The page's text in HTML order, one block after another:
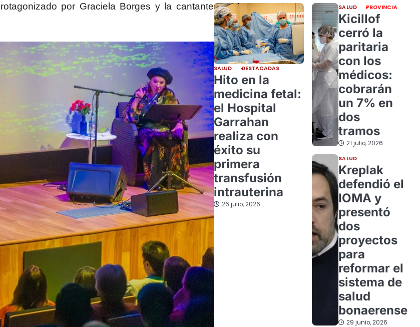
por Graciela Borges y la cantante
SALUD DESTACADAS
Hito en la
medicina fetal:
el Hospital
Garrahan
realiza con
éxito su
primera
transfusión
intrauterina
26 julio, 2026
SALUD PROVINCIA
Kicillof
cerró la
paritaria
con los
médicos:
cobrarán
un 7% en
dos
tramos
21 julio, 2026
SALUD
Kreplak
defendió el
IOMA y
presentó
dos
proyectos
para
reformar el
sistema de
salud
bonaerense
29 junio, 2026